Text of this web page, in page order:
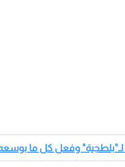
وفعل كل ما بوسعه